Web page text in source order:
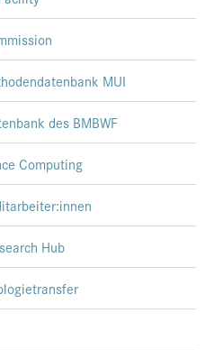
MUI
des BMBWF
Computing
Hub